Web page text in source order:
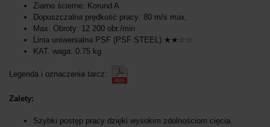
Ziarno ścierne: Korund A
Dopuszczalna prędkość pracy: 80 m/s max.
Max. Obroty: 12 200 obr./min
Linia uniwersalna PSF (PSF STEEL) ★★☆☆
KAT. waga: 0.75 kg
Legenda i oznaczenia tarcz:
Zalety:
Szybki postęp pracy dzięki wysokim zdolnościom cięcia.